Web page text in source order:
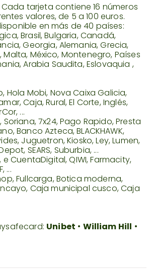
tarjeta contiene 16 números
valores, de 5 a 100 euros.
en más de 40 países:
Brasil, Bulgaria, Canadá,
Georgia, Alemania, Grecia,
México, Montenegro, Países
Arabia Saudita, Eslovaquia ,
Hola Mobi, Nova Caixa Galicia,
Caja, Rural, El Corte, Inglés,
...
7x24, Pago Rapido, Presta
Banco Azteca, BLACKHAWK,
Juguetron, Kiosko, Ley, Lumen,
SEARS, Suburbia, ...
CuentaDigital, QIWI, Farmacity,
...
Fullcarga, Botica moderna,
Caja municipal cusco, Caja
Unibet • William Hill •